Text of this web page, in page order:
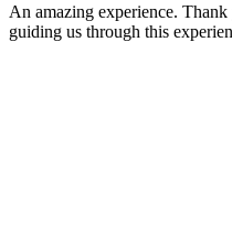
An amazing experience.
guiding us through this